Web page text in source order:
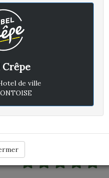
4 AOÛT 2018
-
-
Crêpe
de ville